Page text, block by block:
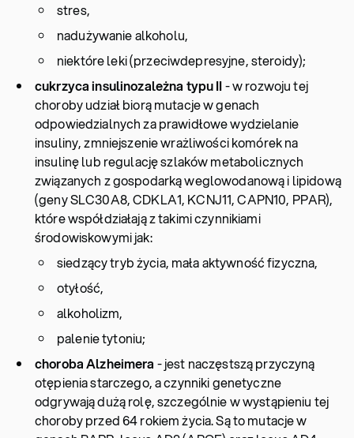
stres,
nadużywanie alkoholu,
niektóre leki (przeciwdepresyjne, steroidy);
cukrzyca insulinozależna typu II- w rozwoju tej
choroby udział biorą mutacje w genach
odpowiedzialnych za prawidłowe wydzielanie
insuliny, zmniejszenie wrażliwości komórek na
insulinę lub regulację szlaków metabolicznych
związanych z gospodarką weglowodanową i lipidową
(geny SLC30A8, CDKLA1, KCNJ11, CAPN10, PPAR),
które współdziałają z takimi czynnikiami
środowiskowymi jak:
siedzący tryb życia, mała aktywność fizyczna,
otyłość,
alkoholizm,
palenie tytoniu;
choroba Alzheimera - jest naczęstszą przyczyną
otępienia starczego, a czynniki genetyczne
odgrywają dużą rolę, szczególnie w wystąpieniu tej
choroby przed 64 rokiem życia. Są to mutacje w